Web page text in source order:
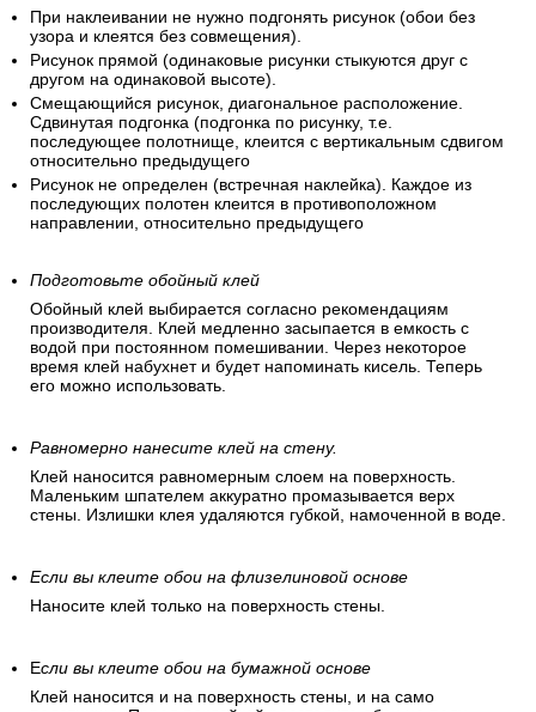
При наклеивании не нужно подгонять рисунок (обои без
узора и клеятся без совмещения).
Рисунок прямой (одинаковые рисунки стыкуются друг с
другом на одинаковой высоте).
Смещающийся рисунок, диагональное расположение.
Сдвинутая подгонка (подгонка по рисунку, т.е.
последующее полотнище, клеится с вертикальным сдвигом
относительно предыдущего
Рисунок не определен (встречная наклейка). Каждое из
последующих полотен клеится в противоположном
направлении, относительно предыдущего
Подготовьте обойный клей
Обойный клей выбирается согласно рекомендациям
производителя. Клей медленно засыпается в емкость с
водой при постоянном помешивании. Через некоторое
время клей набухнет и будет напоминать кисель. Теперь
его можно использовать.
Равномерно нанесите клей на стену.
Клей наносится равномерным слоем на поверхность.
Маленьким шпателем аккуратно промазывается верх
стены. Излишки клея удаляются губкой, намоченной в воде.
Если вы клеите обои на флизелиновой основе
Наносите клей только на поверхность стены.
Если вы клеите обои на бумажной основе
Клей наносится и на поверхность стены, и на само